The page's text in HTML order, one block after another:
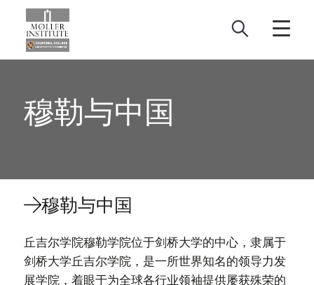
content
穆勒与中国
穆勒与中国
丘吉尔学院穆勒学院位于剑桥大学的中心，隶属于
剑桥大学丘吉尔学院，是一所世界知名的领导力发
展学院，着眼于为全球各行业领袖提供屡获殊荣的